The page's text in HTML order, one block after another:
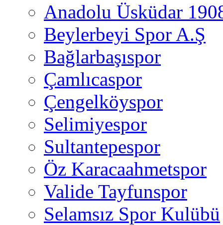
Anadolu Üsküdar
Beylerbeyi Spor A.Ş
Bağlarbaşıspor
Çamlıcaspor
Çengelköyspor
Selimiyespor
Sultantepespor
Öz Karacaahmetspor
Valide Tayfunspor
Selamsız Spor Kulübü